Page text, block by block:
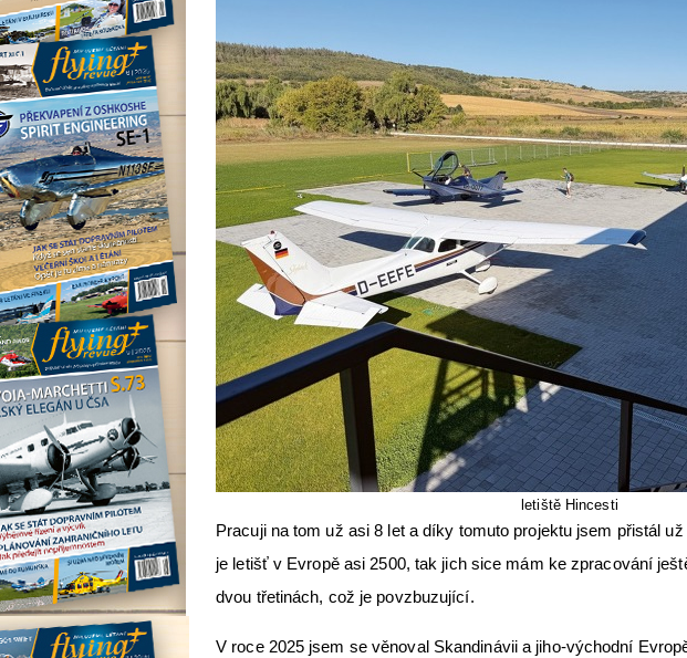
letiště Hincesti
Pracuji na tom už asi 8 let a díky tomuto projektu jsem přistál
je letišť v Evropě asi 2500, tak jich sice mám ke zpracování
dvou třetinách, což je povzbuzující.
V roce 2025 jsem se věnoval Skandinávii a jiho-východní